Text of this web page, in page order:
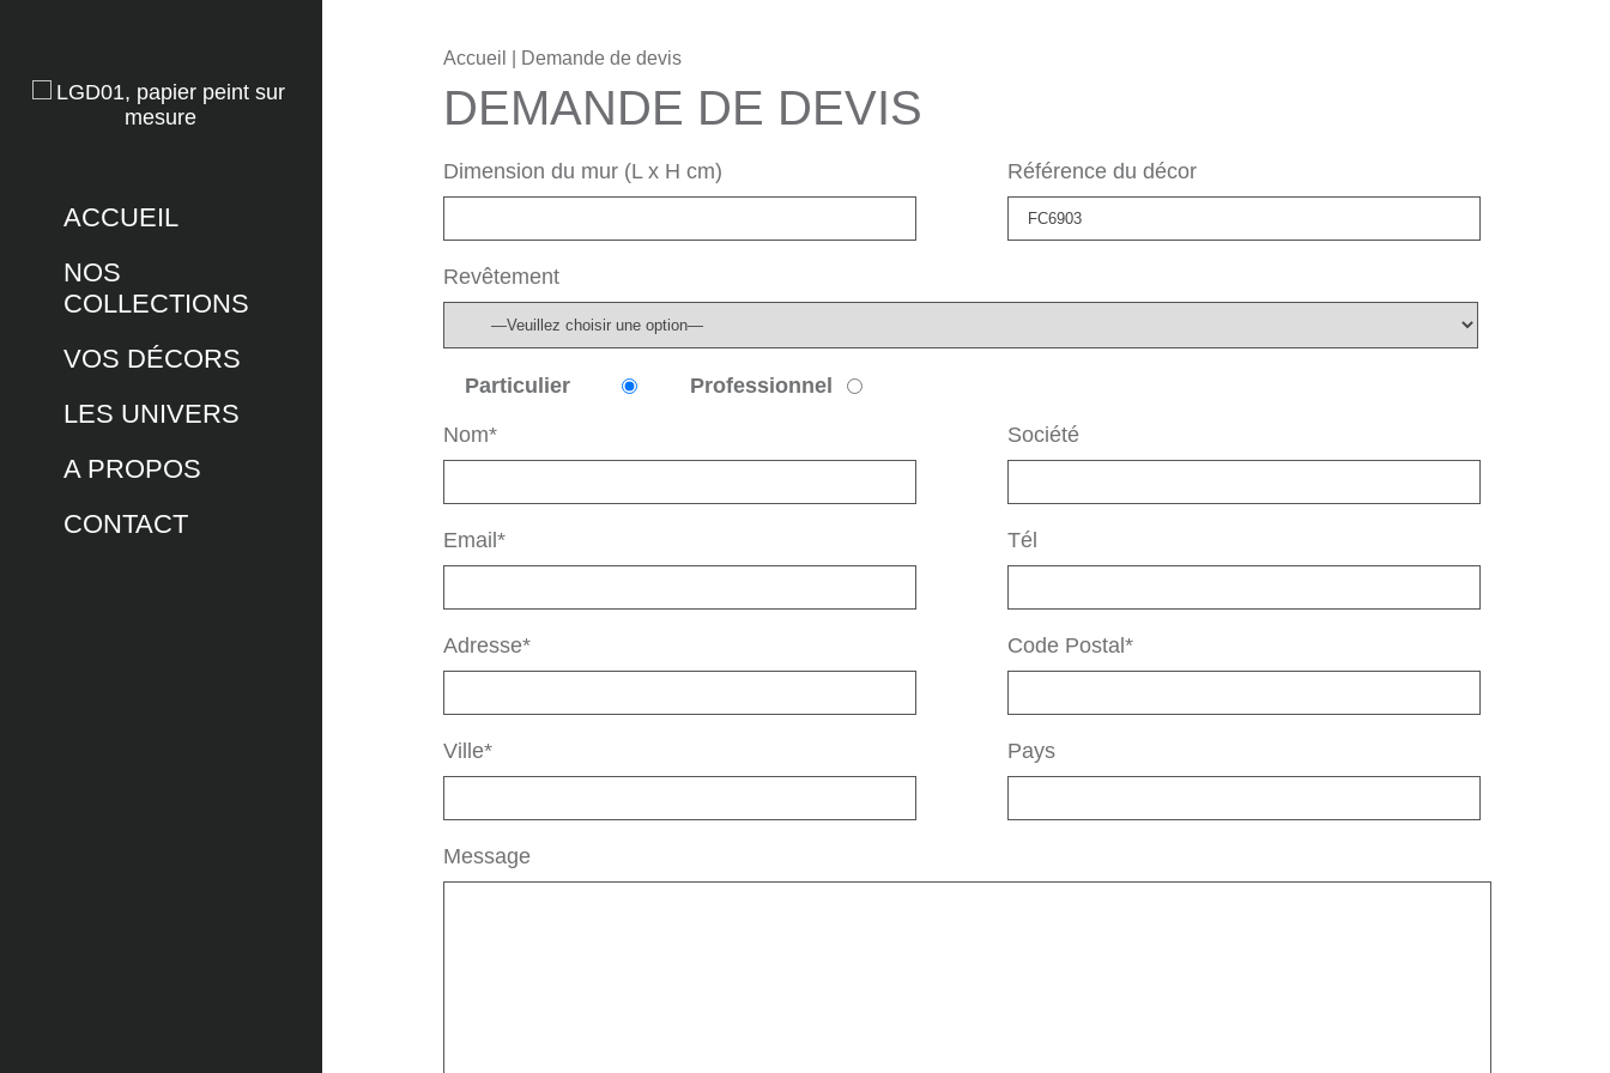
ACCUEIL
NOS
COLLECTIONS
VOS DÉCORS
LES UNIVERS
A PROPOS
CONTACT
Accueil | Demande de devis
DEMANDE DE DEVIS
Dimension du mur (L x H cm) Référence du décor
Revêtement
Particulier Professionnel
Nom* Société
Email* Tél
Adresse* Code Postal*
Ville* Pays
Message